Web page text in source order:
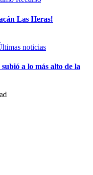
Las Heras!
noticias
a lo más alto de la